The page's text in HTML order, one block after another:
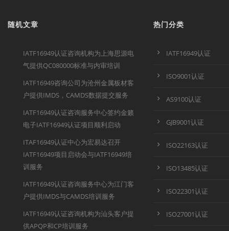
随机文章
IATF16949认证咨询机构为上海思源电
气提供QC080000标准与内审培训
IATF16949咨询公司为沧州金属板材客
户提供IMDS，CAMDS数据提交服务
IATF16949认证咨询服务中心签约金籁
电子IATF16949认证项目顺利启动
ITAF16949认证中心为宏易达召开
IATF16949项目启动会与IATF16949培
训服务
IATF16949认证咨询服务中心为江门客
户提供IMDS与CAMDS培训服务
IATF16949认证咨询机构为汕头客户提
供APQP和CP培训服务
热门分类
IATF16949认证
ISO9001认证
AS9100认证
GJB9001认证
ISO22163认证
ISO13485认证
ISO22301认证
ISO27001认证